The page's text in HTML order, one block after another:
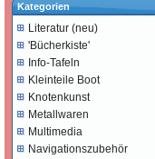
Kategorien
Literatur (neu)
'Bücherkiste'
Info-Tafeln
Kleinteile Boot
Knotenkunst
Metallwaren
Multimedia
Navigationszubehör